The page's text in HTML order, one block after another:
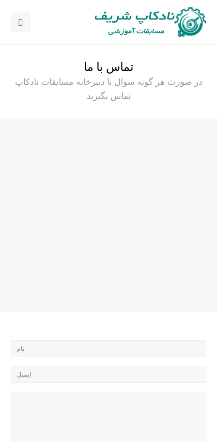
تماس با ما
در صورت هر گونه سوال با دبیرخانه مسابقات نادکاپ
تماس بگیرید